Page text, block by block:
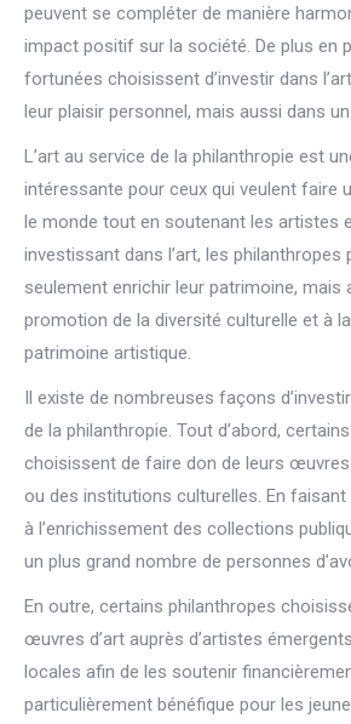
peuvent se compléter de manière
impact positif sur la société. De plus en
fortunées choisissent d’investir dans
leur plaisir personnel, mais aussi dans
L’art au service de la philanthropie est
intéressante pour ceux qui veulent faire
le monde tout en soutenant les artistes
investissant dans l’art, les philanthropes
seulement enrichir leur patrimoine, mais
promotion de la diversité culturelle et à
patrimoine artistique.
Il existe de nombreuses façons
de la philanthropie. Tout d’abord,
choisissent de faire don de leurs œuvres
ou des institutions culturelles. En
à l’enrichissement des collections
un plus grand nombre de personnes
En outre, certains philanthropes
œuvres d’art auprès d’artistes
locales afin de les soutenir
particulièrement bénéfique pour les